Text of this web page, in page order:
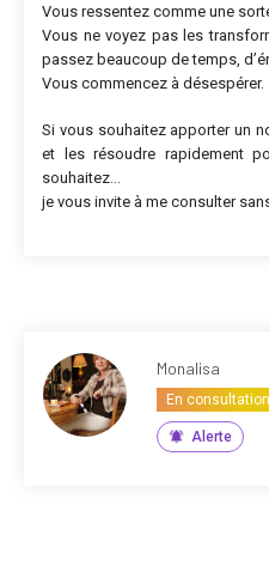
Monalisa
En consultation
Alerte
Vous ressentez comme une
Vous ne voyez pas les
passez beaucoup de temps,
Vous commencez à désespérer.
Si vous souhaitez apporter un
et les résoudre rapidement
souhaitez…
je vous invite à me consulter